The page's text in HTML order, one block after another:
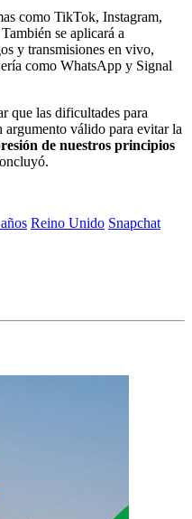
como TikTok, Instagram,
se aplicará a
y transmisiones en vivo,
como WhatsApp y Signal
que las dificultades para
válido para evitar la
de nuestros principios
Reino Unido Snapchat